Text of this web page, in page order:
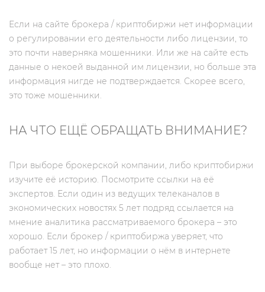
Если на сайте брокера / криптобиржи нет информации
о регулировании его деятельности либо лицензии, то
это почти наверняка мошенники. Или же на сайте есть
данные о некоей выданной им лицензии, но больше эта
информация нигде не подтверждается. Скорее всего,
это тоже мошенники.
НА ЧТО ЕЩЁ ОБРАЩАТЬ ВНИМАНИЕ?
При выборе брокерской компании, либо криптобиржи
изучите её историю. Посмотрите ссылки на её
экспертов. Если один из ведущих телеканалов в
экономических новостях 5 лет подряд ссылается на
мнение аналитика рассматриваемого брокера – это
хорошо. Если брокер / криптобиржа уверяет, что
работает 15 лет, но информации о нём в интернете
вообще нет – это плохо.